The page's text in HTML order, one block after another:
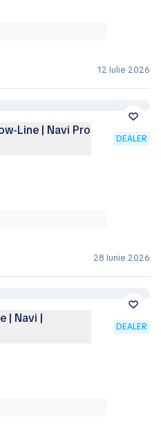
12 Iulie 2026
Line | Navi Pro
DEALER
28 Iunie 2026
| Navi |
DEALER